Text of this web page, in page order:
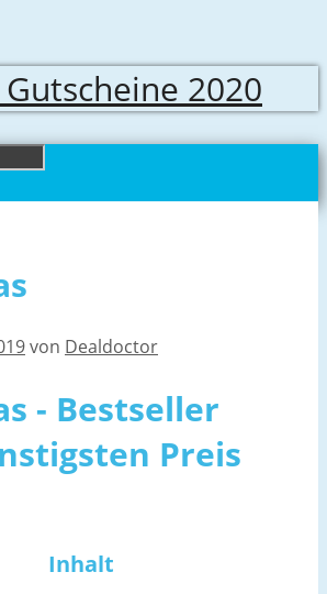
2020
von Dealdoctor
- Bestseller
Preis
Inhalt